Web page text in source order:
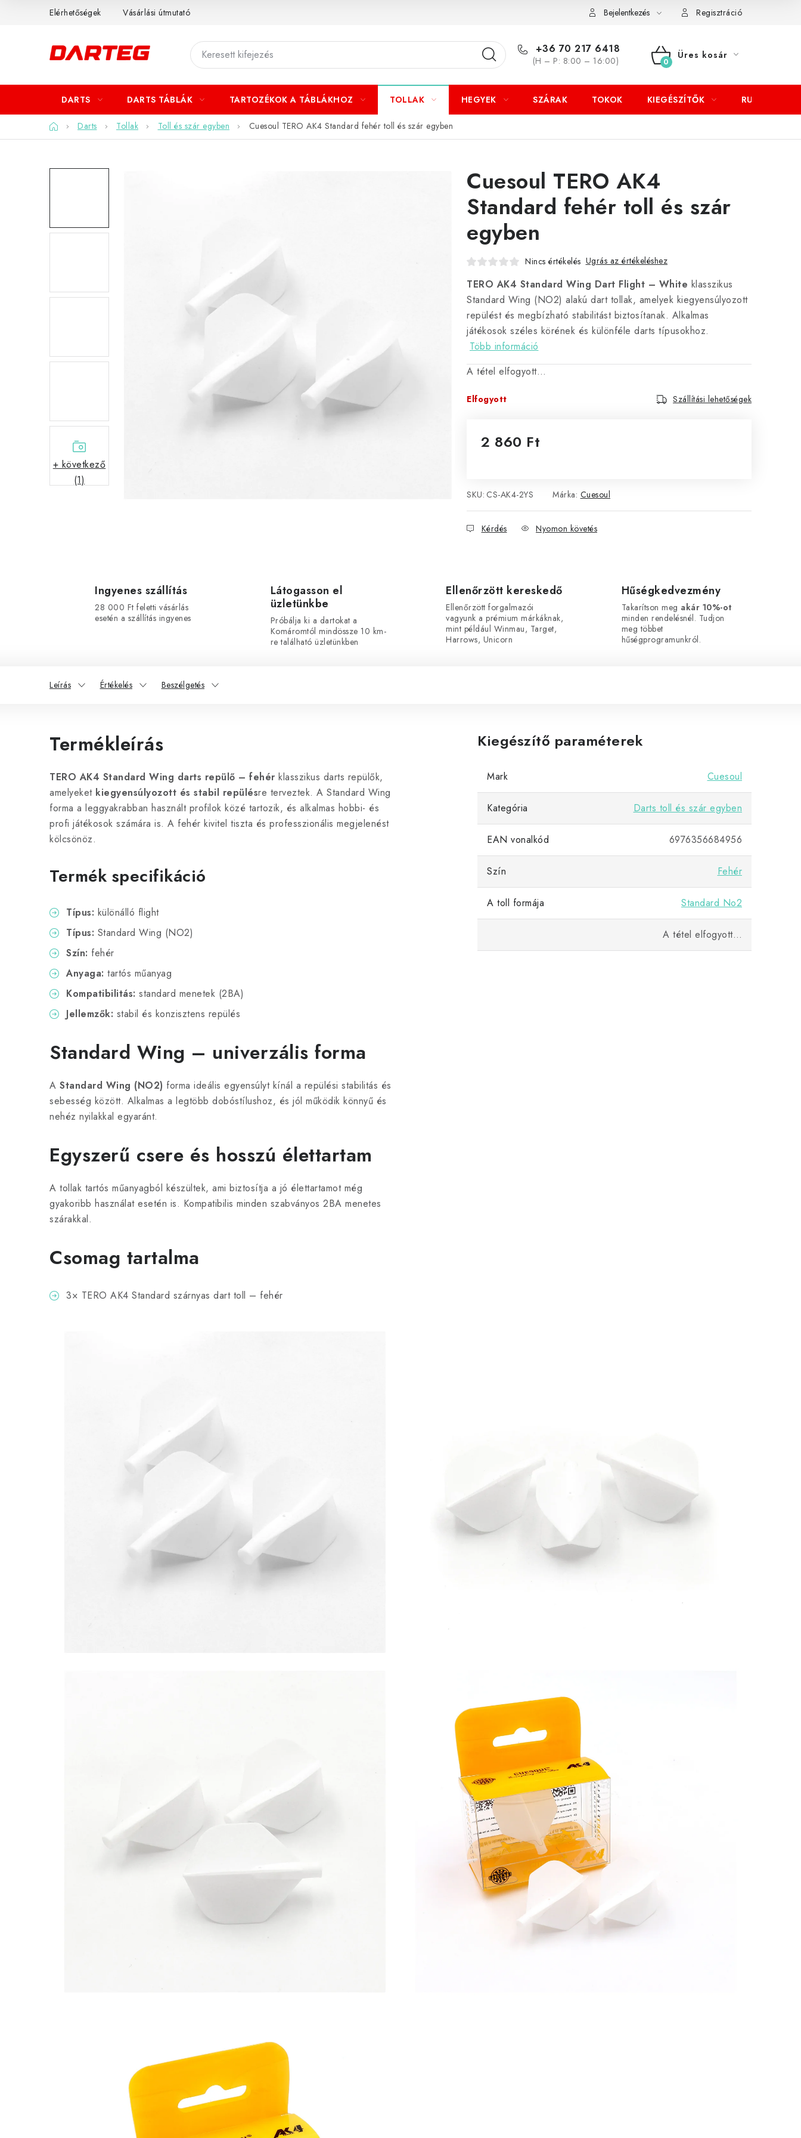
Elérhetőségek Vásárlási útmutató Bejelentkezés Regisztráció
+36 70 217 6418
(H – P: 8:00 – 16:00) KOSÁR
Üres kosár
DARTS DARTS TÁBLÁK TARTOZÉKOK A TÁBLÁKHOZ TOLLAK HEGYEK SZÁRAK TOKOK KIEGÉSZÍTŐK RUHÁZAT
Kezdőlap
Darts Tollak Toll és szár egyben Cuesoul TERO AK4 Standard fehér toll és szár egyben
+ következő
(1)
Cuesoul TERO AK4
Standard fehér toll és szár
egyben
Nincs értékelés Ugrás az értékeléshez
TERO AK4 Standard Wing Dart Flight – White klasszikus
Standard Wing (NO2) alakú dart tollak, amelyek kiegyensúlyozott
repülést és megbízható stabilitást biztosítanak. Alkalmas
játékosok széles körének és különféle darts típusokhoz.
Több információ
A tétel elfogyott…
Elfogyott Szállítási lehetőségek
2 860 Ft
SKU: CS-AK4-2YS Márka: Cuesoul
Kérdés Nyomon követés
Ingyenes szállítás
28 000 Ft feletti vásárlás
esetén a szállítás ingyenes
Látogasson el
üzletünkbe
Próbálja ki a dartokat a
Komáromtól mindössze 10 km-
re található üzletünkben
Ellenőrzött kereskedő
Ellenőrzött forgalmazói
vagyunk a prémium márkáknak,
mint például Winmau, Target,
Harrows, Unicorn
Hűségkedvezmény
Takarítson meg akár 10%-ot
minden rendelésnél. Tudjon
meg többet
hűségprogramunkról.
Leírás Értékelés Beszélgetés
Termékleírás
TERO AK4 Standard Wing darts repülő – fehér klasszikus darts repülők,
amelyeket kiegyensúlyozott és stabil repülésre terveztek. A Standard Wing
forma a leggyakrabban használt profilok közé tartozik, és alkalmas hobbi- és
profi játékosok számára is. A fehér kivitel tiszta és professzionális megjelenést
kölcsönöz.
Termék specifikáció
Típus: különálló flight
Típus: Standard Wing (NO2)
Szín: fehér
Anyaga: tartós műanyag
Kompatibilitás: standard menetek (2BA)
Jellemzők: stabil és konzisztens repülés
Standard Wing – univerzális forma
A Standard Wing (NO2) forma ideális egyensúlyt kínál a repülési stabilitás és
sebesség között. Alkalmas a legtöbb dobóstílushoz, és jól működik könnyű és
nehéz nyilakkal egyaránt.
Egyszerű csere és hosszú élettartam
A tollak tartós műanyagból készültek, ami biztosítja a jó élettartamot még
gyakoribb használat esetén is. Kompatibilis minden szabványos 2BA menetes
szárakkal.
Csomag tartalma
3× TERO AK4 Standard szárnyas dart toll – fehér
Kiegészítő paraméterek
Mark Cuesoul
Kategória Darts toll és szár egyben
EAN vonalkód 6976356684956
Szín Fehér
A toll formája Standard No2
A tétel elfogyott…